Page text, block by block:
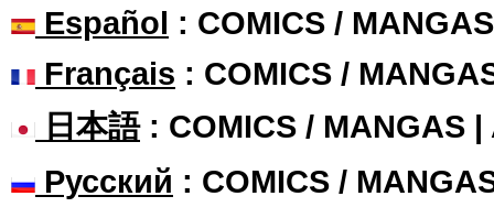
Español : COMICS /
Français : COMICS /
日本語: COMICS / MANGAS |
Русский : COMICS /